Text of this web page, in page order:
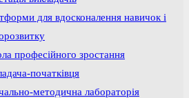
для вдосконалення навичок і
професійного зростання
початківця
методична лабораторія